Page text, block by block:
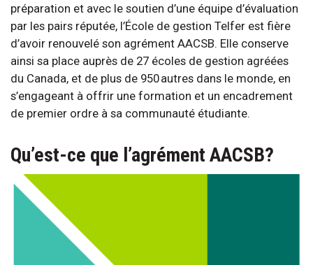
préparation et avec le soutien d’une équipe d’évaluation
par les pairs réputée, l’École de gestion Telfer est fière
d’avoir renouvelé son agrément AACSB. Elle conserve
ainsi sa place auprès de 27 écoles de gestion agréées
du Canada, et de plus de 950 autres dans le monde, en
s’engageant à offrir une formation et un encadrement
de premier ordre à sa communauté étudiante.
Qu’est-ce que l’agrément AACSB?